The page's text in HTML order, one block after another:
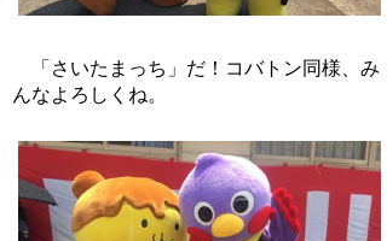
「さいたまっち」だ！コバトン同様、み
んなよろしくね。